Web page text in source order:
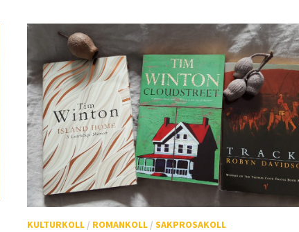
KULTURKOLL/ ROMANKOLL/ SAKPROSAKOLL